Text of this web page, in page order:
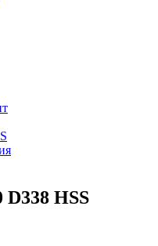
HSS